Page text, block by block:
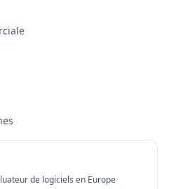
de logiciels en Europe